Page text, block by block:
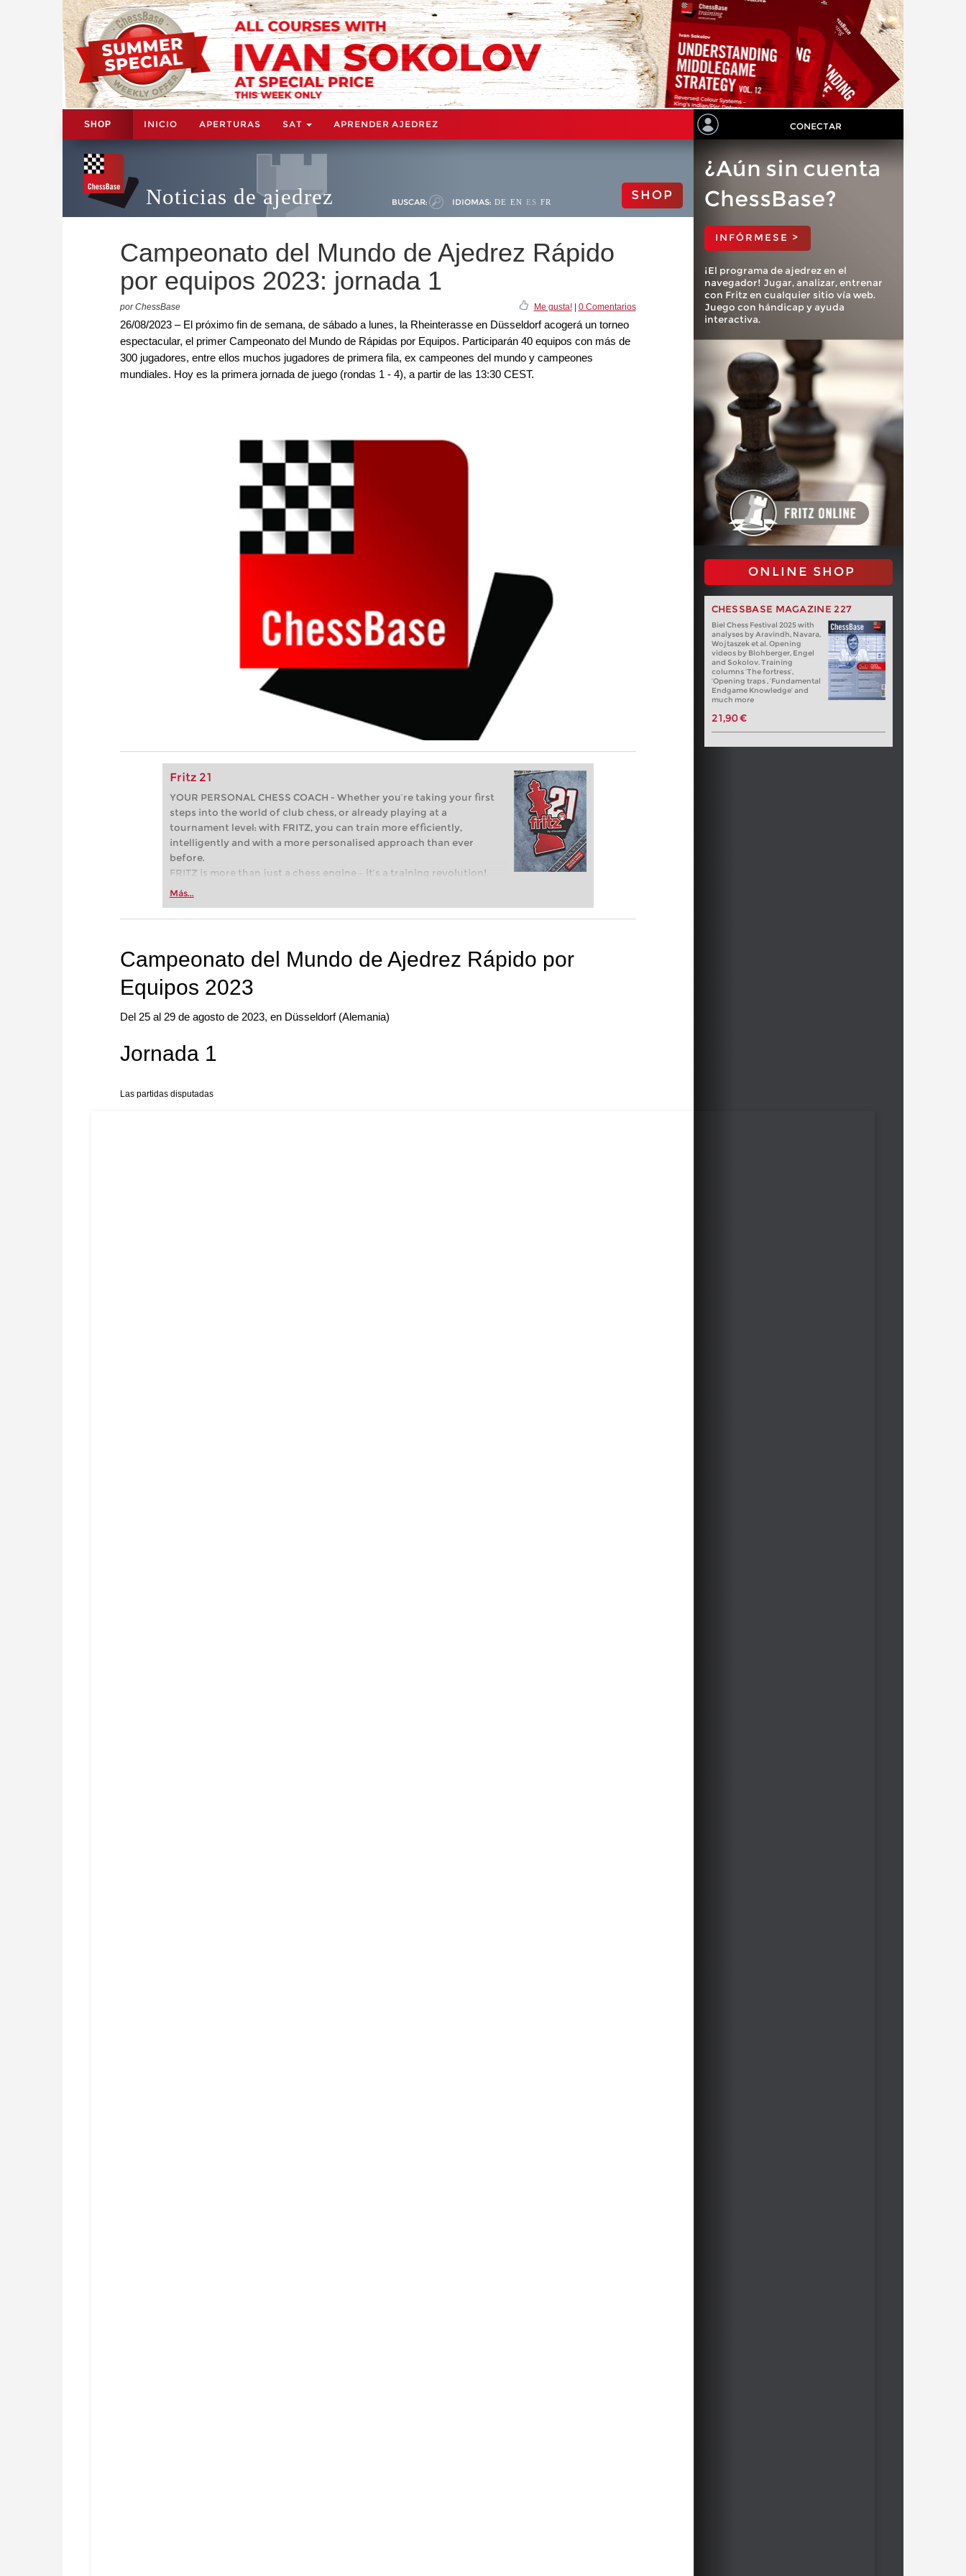
SHOP INICIO APERTURAS SAT APRENDER AJEDREZ CONECTAR
Noticias de ajedrez BUSCAR: IDIOMAS: DE EN ES FR SHOP
Campeonato del Mundo de Ajedrez Rápido
por equipos 2023: jornada 1
por ChessBase Me gusta!| 0 Comentarios
26/08/2023 – El próximo fin de semana, de sábado a lunes, la Rheinterasse en Düsseldorf acogerá un torneo
espectacular, el primer Campeonato del Mundo de Rápidas por Equipos. Participarán 40 equipos con más de
300 jugadores, entre ellos muchos jugadores de primera fila, ex campeones del mundo y campeones
mundiales. Hoy es la primera jornada de juego (rondas 1 - 4), a partir de las 13:30 CEST.
Fritz 21
YOUR PERSONAL CHESS COACH - Whether you’re taking your first
steps into the world of club chess, or already playing at a
tournament level: with FRITZ, you can train more efficiently,
intelligently and with a more personalised approach than ever
before.
FRITZ is more than just a chess engine – it’s a training revolution!
Whether you’re taking your first steps into the world of club chess,
more efficiently, intelligently and with a more personalised
Más...
¿Aún sin cuenta
ChessBase?
INFÓRMESE >
¡El programa de ajedrez en el
navegador! Jugar, analizar, entrenar
con Fritz en cualquier sitio vía web.
Juego con hándicap y ayuda
interactiva.
ONLINE SHOP
CHESSBASE MAGAZINE 227
Biel Chess Festival 2025 with
analyses by Aravindh, Navara,
Wojtaszek et al. Opening
videos by Blohberger, Engel
and Sokolov. Training
columns ‘The fortress’,
‘Opening traps , ‘Fundamental
Endgame Knowledge’ and
much more
21,90 €
Campeonato del Mundo de Ajedrez Rápido por
Equipos 2023
Del 25 al 29 de agosto de 2023, en Düsseldorf (Alemania)
Jornada 1
Las partidas disputadas